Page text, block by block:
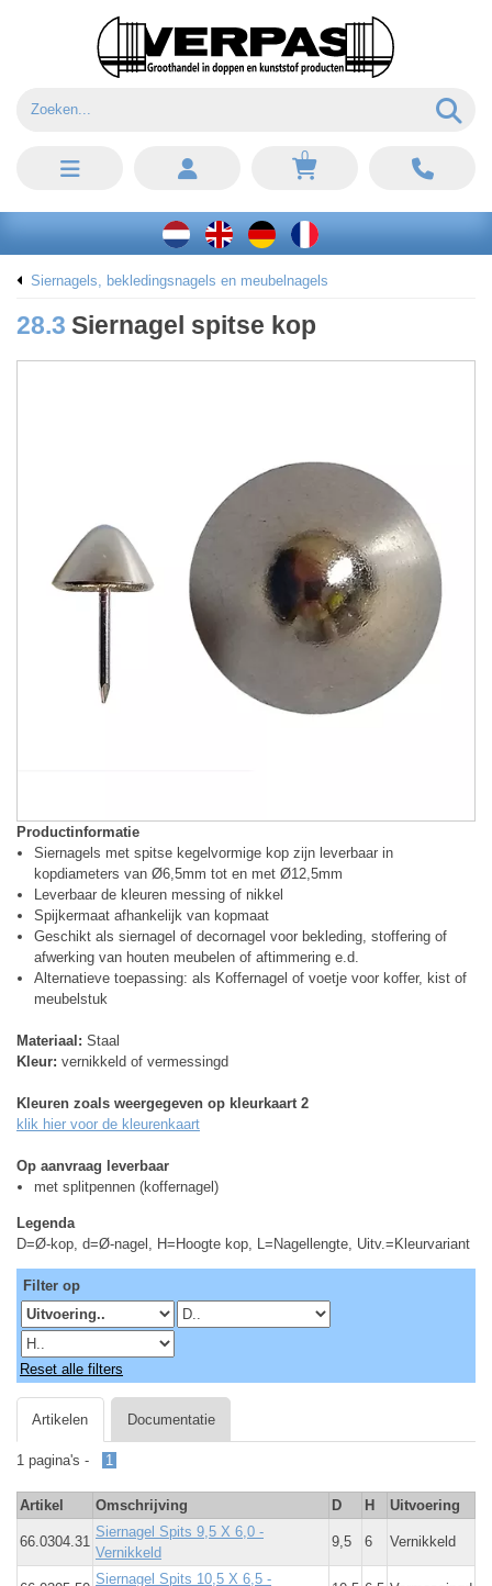
0
Siernagels, bekledingsnagels en meubelnagels
28.3 Siernagel spitse kop
Productinformatie
Siernagels met spitse kegelvormige kop zijn leverbaar in
kopdiameters van Ø6,5mm tot en met Ø12,5mm
Leverbaar de kleuren messing of nikkel
Spijkermaat afhankelijk van kopmaat
Geschikt als siernagel of decornagel voor bekleding, stoffering of
afwerking van houten meubelen of aftimmering e.d.
Alternatieve toepassing: als Koffernagel of voetje voor koffer, kist of
meubelstuk
Materiaal: Staal
Kleur: vernikkeld of vermessingd
Kleuren zoals weergegeven op kleurkaart 2
klik hier voor de kleurenkaart
Op aanvraag leverbaar
met splitpennen (koffernagel)
Legenda
D=Ø-kop, d=Ø-nagel, H=Hoogte kop, L=Nagellengte, Uitv.=Kleurvariant
Filter op
Reset alle filters
Artikelen
1 pagina's - 1
Artikel Omschrijving D H Uitvoering
66.0304.31
Siernagel Spits 9,5 X 6,0 -
Vernikkeld
9,5 6 Vernikkeld
Siernagel Spits 10,5 X 6,5 -
Documentatie